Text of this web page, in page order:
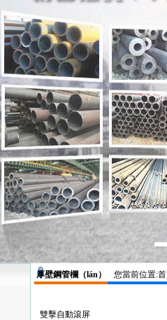
厚壁鋼管欄（lán） 您當前位置:
雙擊自動滾屏